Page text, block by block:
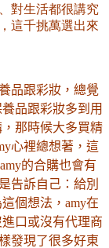
對生活都很講究
這千挑萬選出來
品跟彩妝，總覺
品跟彩妝多到用
那時候大多買精
心裡總想著，這
amy的合購也會有
告訴自己：給別
個想法， amy在
口或沒有代理商
發現了很多好東